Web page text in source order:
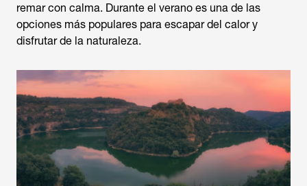
remar con calma. Durante el verano es una de las
opciones más populares para escapar del calor y
disfrutar de la naturaleza.